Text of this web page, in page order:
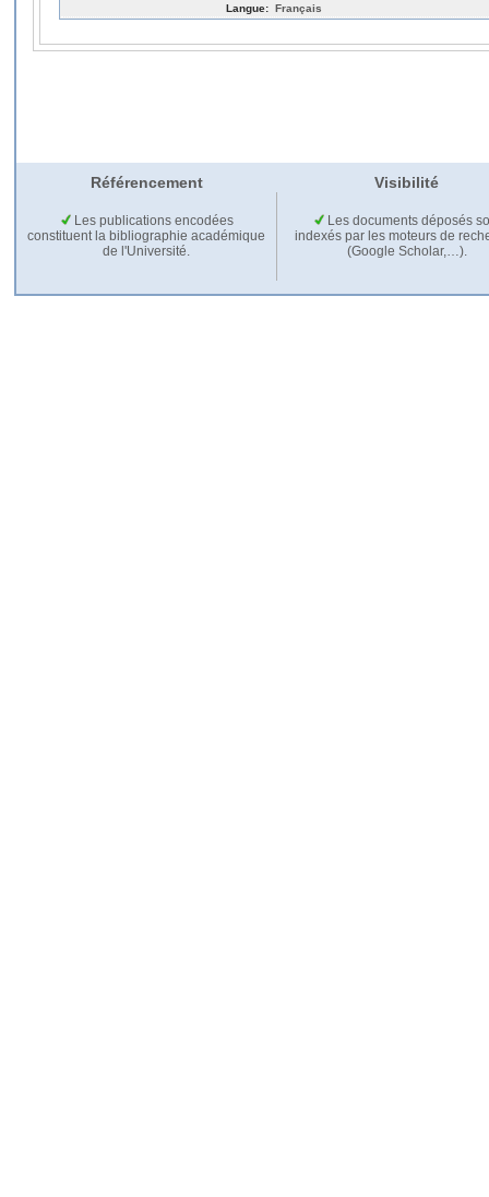
Langue: Français
Référencement Visibilité
Les publications encodées
constituent la bibliographie académique
de l'Université.
Les documents déposés
indexés par les moteurs de
(Google Scholar,…).